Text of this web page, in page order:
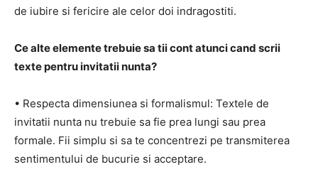
de iubire si fericire ale celor doi indragostiti.
Ce alte elemente trebuie sa tii cont atunci cand scrii
texte pentru invitatii nunta?
• Respecta dimensiunea si formalismul: Textele de
invitatii nunta nu trebuie sa fie prea lungi sau prea
formale. Fii simplu si sa te concentrezi pe transmiterea
sentimentului de bucurie si acceptare.